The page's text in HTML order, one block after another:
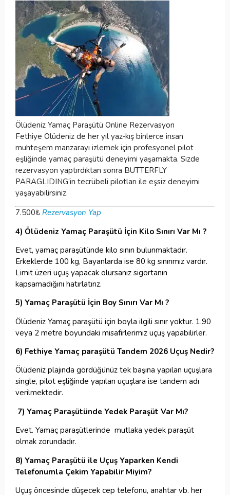
Ölüdeniz Yamaç Paraşütü Online Rezervasyon
Fethiye Ölüdeniz de her yıl yaz-kış binlerce insan
muhteşem manzarayı izlemek için profesyonel pilot
eşliğinde yamaç paraşütü deneyimi yaşamakta. Sizde
rezervasyon yaptırdıktan sonra BUTTERFLY
PARAGLIDING‘in tecrübeli pilotları ile eşsiz deneyimi
yaşayabilirsiniz.
7.500₺ Rezervasyon Yap
4) Ölüdeniz Yamaç Paraşütü İçin Kilo Sınırı Var Mı ?
Evet, yamaç paraşütünde kilo sınırı bulunmaktadır.
Erkeklerde 100 kg, Bayanlarda ise 80 kg sınırımız vardır.
Limit üzeri uçuş yapacak olursanız sigortanın
kapsamadığını hatırlatırız.
5) Yamaç Paraşütü İçin Boy Sınırı Var Mı ?
Ölüdeniz Yamaç paraşütü için boyla ilgili sınır yoktur. 1.90
veya 2 metre boyundaki misafirlerimiz uçuş yapabilirler.
6) Fethiye Yamaç paraşütü Tandem 2026 Uçuş Nedir?
Ölüdeniz plajında gördüğünüz tek başına yapılan uçuşlara
single, pilot eşliğinde yapılan uçuşlara ise tandem adı
verilmektedir.
7) Yamaç Paraşütünde Yedek Paraşüt Var Mı?
Evet. Yamaç paraşütlerinde mutlaka yedek paraşüt
olmak zorundadır.
8) Yamaç Paraşütü ile Uçuş Yaparken Kendi
Telefonumla Çekim Yapabilir Miyim?
Uçuş öncesinde düşecek cep telefonu, anahtar vb. her